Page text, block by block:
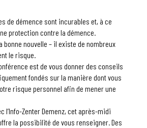
de démence sont incurables et, à ce
protection contre la démence.
bonne nouvelle – il existe de nombreux
le risque.
est de vous donner des conseils
fondés sur la manière dont vous
risque personnel afin de mener une
l’Info-Zenter Demenz, cet après-midi
la possibilité de vous renseigner. Des